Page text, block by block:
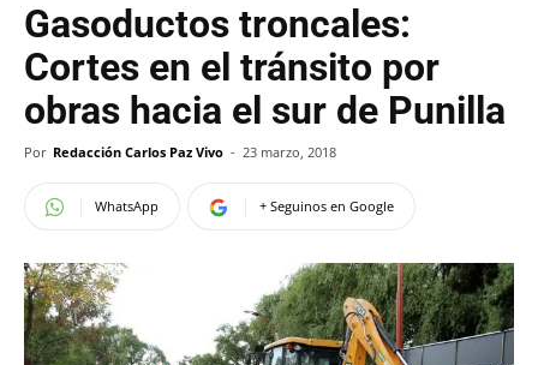
Gasoductos troncales:
Cortes en el tránsito por
obras hacia el sur de Punilla
Por Redacción Carlos Paz Vivo - 23 marzo, 2018
WhatsApp + Seguinos en Google